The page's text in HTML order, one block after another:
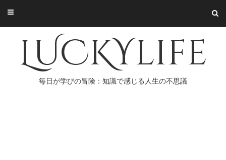
content
LUCKYlife
毎日が学びの冒険：知識で感じる人生の不思議